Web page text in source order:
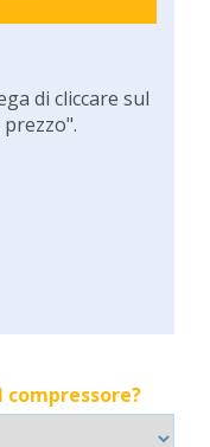
di cliccare sul